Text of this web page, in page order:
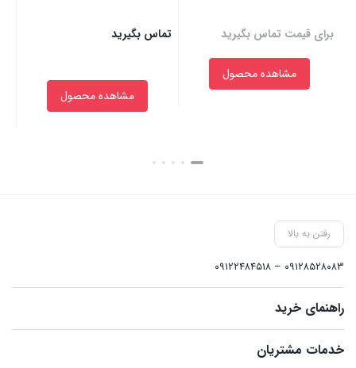
برای قیمت تماس بگیرید
مشاهده محصول
تماس بگیرید
مشاهده محصول
رفتن به بالا
۰۹۱۲۸۵۲۸۰۸۳ – ۰۹۱۲۲۴۸۴۵۱۸
راهنمای خرید
خدمات مشتریان